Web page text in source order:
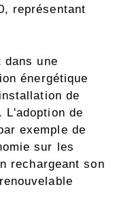
représentant
une
énergétique
de
L'adoption de
exemple de
sur les
rechargeant son